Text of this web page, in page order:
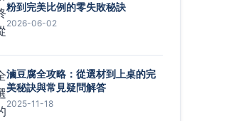
粉到完美比例的零失敗秘訣
2026-06-02
滷豆腐全攻略：從選材到上桌的完
美秘訣與常見疑問解答
2025-11-18